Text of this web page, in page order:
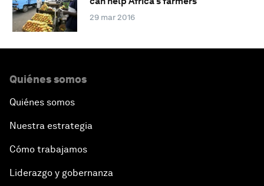
29 mar 2016
Quiénes somos
Quiénes somos
Nuestra estrategia
Cómo trabajamos
Liderazgo y gobernanza